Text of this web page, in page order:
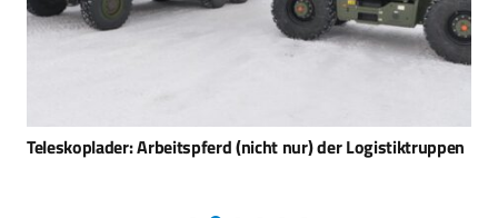
Teleskoplader: Arbeitspferd (nicht nur) der Logistiktruppen